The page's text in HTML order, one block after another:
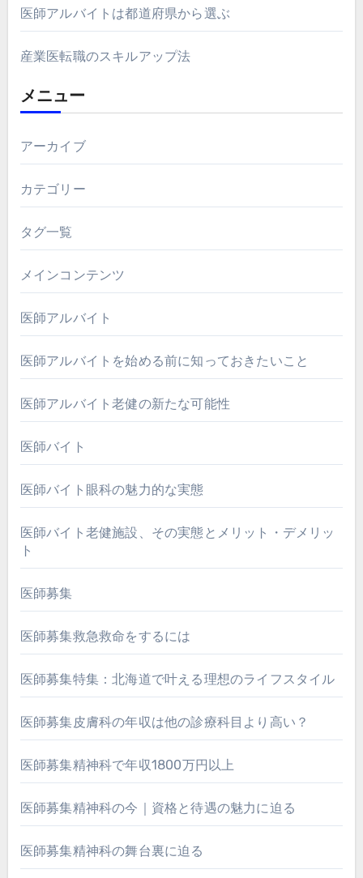
医師アルバイトは都道府県から選ぶ
産業医転職のスキルアップ法
メニュー
アーカイブ
カテゴリー
タグ一覧
メインコンテンツ
医師アルバイト
医師アルバイトを始める前に知っておきたいこと
医師アルバイト老健の新たな可能性
医師バイト
医師バイト眼科の魅力的な実態
医師バイト老健施設、その実態とメリット・デメリッ
ト
医師募集
医師募集救急救命をするには
医師募集特集：北海道で叶える理想のライフスタイル
医師募集皮膚科の年収は他の診療科目より高い？
医師募集精神科で年収1800万円以上
医師募集精神科の今｜資格と待遇の魅力に迫る
医師募集精神科の舞台裏に迫る